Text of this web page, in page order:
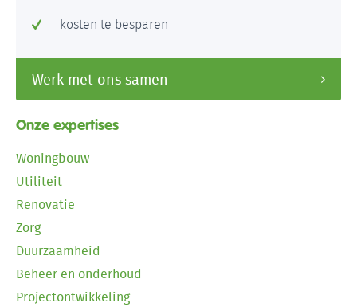
kosten te besparen
Werk met ons samen
Onze expertises
Woningbouw
Utiliteit
Renovatie
Zorg
Duurzaamheid
Beheer en onderhoud
Projectontwikkeling